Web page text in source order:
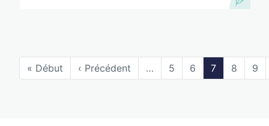
« Début ‹ Précédent … 5 6 7 8 9